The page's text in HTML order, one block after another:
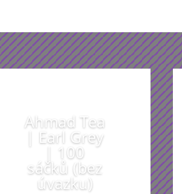
našich dárečků vám
Ahmad Tea
| Earl Grey
| 100
sáčků (bez
úvazku)